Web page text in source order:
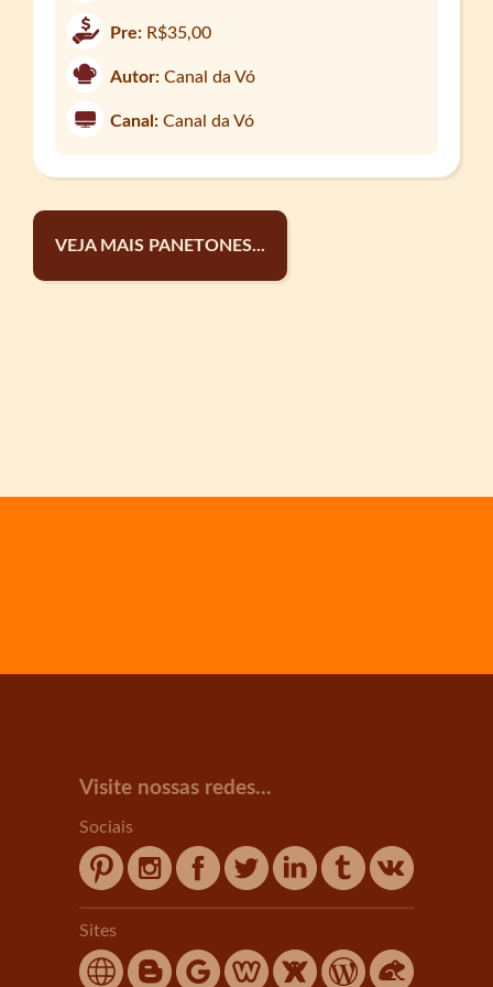
Pre: R$35,00
Autor: Canal da Vó
Canal: Canal da Vó
VEJA MAIS PANETONES...
Visite nossas redes...
Sociais
Sites